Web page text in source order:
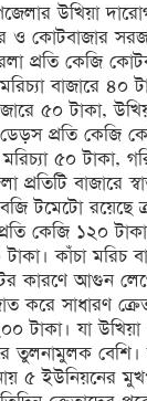
উখিয়া
ও কোটবাজার
প্রতি কেজি
মরিচ্যা বাজারে
৫০ টাকা,
প্রতি কেজি
৫০ টাকা,
বাজারে
টমেটো রয়েছে
কেজি ১২০
টাকা। কাঁচা
কারণে আগুন
করে সাধারণ
টাকা। যা উখিয়া
তুলনামুলক বেশি।
৫ ইউনিয়নের